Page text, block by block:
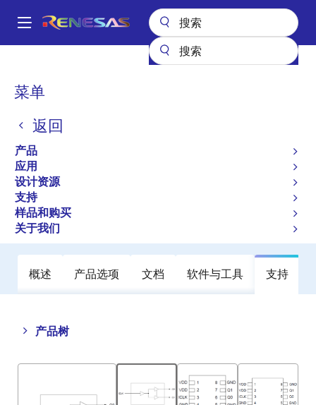
到
Main
菜单
返回
产品
应用
设计资源
支持
样品和购买
关于我们
面
屑
74FCT38072S
74FCT38072S
有效
Low Skew 1 to 2 Clock Buffer
概述 产品选项 文档 软件与工具 支持
产品树
Close
tree
Open
tree